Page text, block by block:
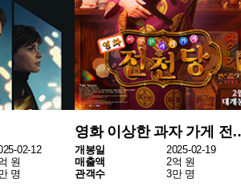
프리카 대모험을 그려 가족 관객들의
는 작품이다. 누적 매출 3억5천만 원,
을 넘어섰다.
영화 시장에서는 SF, 드라마, 오컬트, 서
가 조화를 이루며 관객들의 선택을 받
이션 <퇴마록>이 독립예술영화 시장
을 보여주었고, <서브스턴스>는 장기
입증했다.
은 아래와 같다.